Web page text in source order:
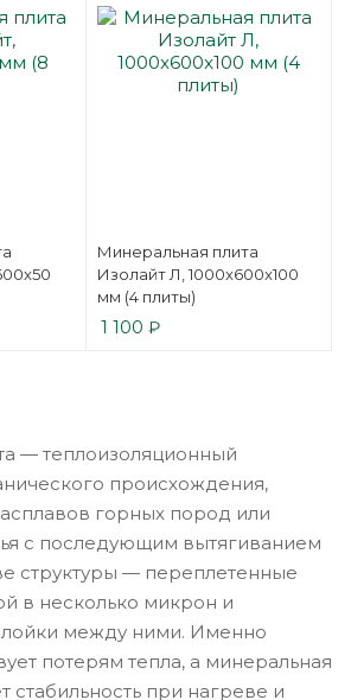
Минеральная плита
Изолайт Л, 1000x600x100
мм (4 плиты)
1 100 ₽
— теплоизоляционный
происхождения,
горных пород или
с последующим вытягиванием
структуры — переплетенные
в несколько микрон и
между ними. Именно
потерям тепла, а минеральная
стабильность при нагреве и